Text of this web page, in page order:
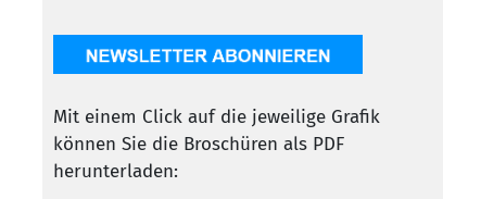
Mit einem Click auf die jeweilige Grafik
können Sie die Broschüren als PDF
herunterladen: